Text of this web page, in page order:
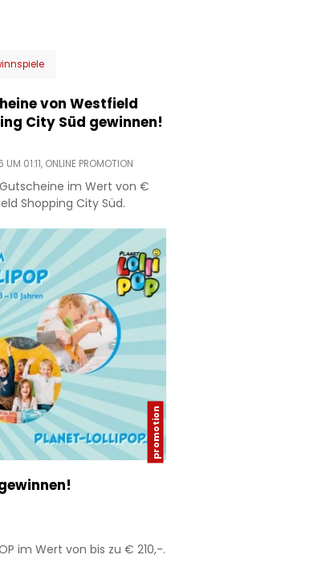
von Westfield
City Süd gewinnen!
01:11, ONLINE PROMOTION
im Wert von €
Shopping City Süd.
im Wert von bis zu € 210,-.